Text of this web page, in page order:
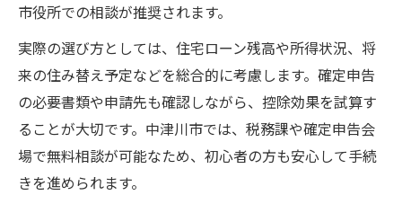
市役所での相談が推奨されます。
実際の選び方としては、住宅ローン残高や所得状況、将
来の住み替え予定などを総合的に考慮します。確定申告
の必要書類や申請先も確認しながら、控除効果を試算す
ることが大切です。中津川市では、税務課や確定申告会
場で無料相談が可能なため、初心者の方も安心して手続
きを進められます。